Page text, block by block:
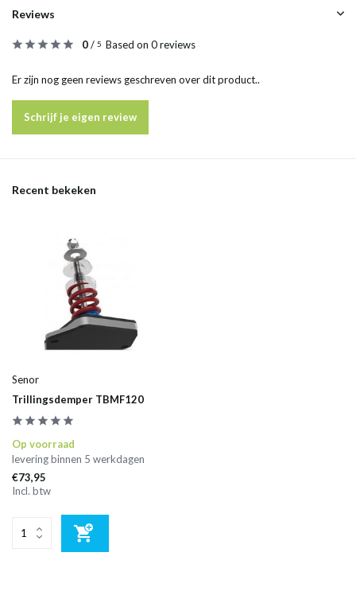
Reviews
0/ 5 Based on 0 reviews
Er zijn nog geen reviews geschreven over dit product..
Schrijf je eigen review
Recent bekeken
Senor
Trillingsdemper TBMF120
Op voorraad
levering binnen 5 werkdagen
€73,95
Incl. btw